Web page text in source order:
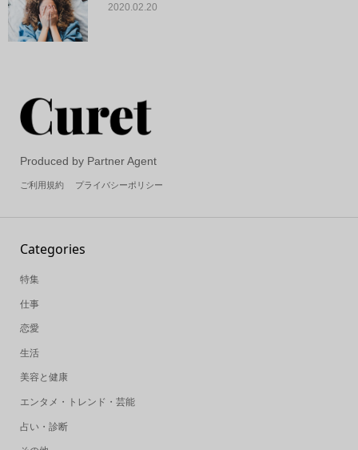
2020.02.20
Produced by Partner Agent
ご利用規約 プライバシーポリシー
Categories
特集
仕事
恋愛
生活
美容と健康
エンタメ・トレンド・芸能
占い・診断